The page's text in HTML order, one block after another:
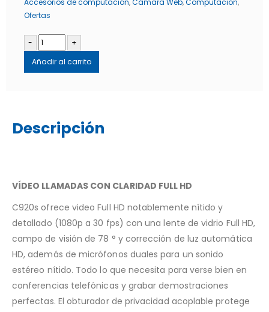
Ofertas
-
+
Añadir al carrito
Descripción
VÍDEO LLAMADAS CON CLARIDAD FULL HD
C920s ofrece video Full HD notablemente nítido y
detallado (1080p a 30 fps) con una lente de vidrio Full HD,
campo de visión de 78 ° y corrección de luz automática
HD, además de micrófonos duales para un sonido
estéreo nítido. Todo lo que necesita para verse bien en
conferencias telefónicas y grabar demostraciones
perfectas. El obturador de privacidad acoplable protege